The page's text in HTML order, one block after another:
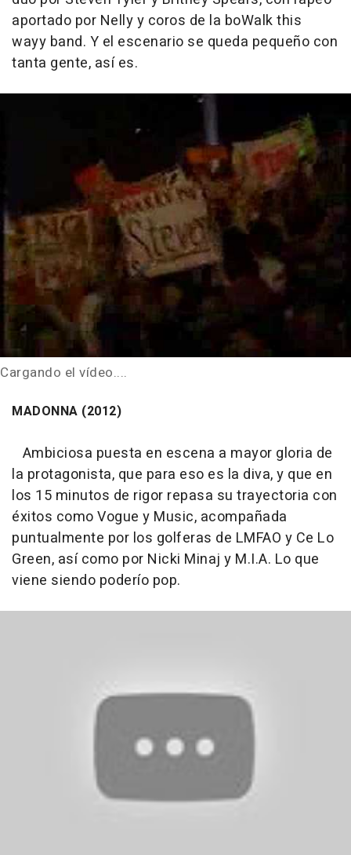
aportado por Nelly y coros de la boWalk this
wayy band. Y el escenario se queda pequeño con
tanta gente, así es.
Cargando el vídeo....
MADONNA (2012)
Ambiciosa puesta en escena a mayor gloria de
la protagonista, que para eso es la diva, y que en
los 15 minutos de rigor repasa su trayectoria con
éxitos como Vogue y Music, acompañada
puntualmente por los golferas de LMFAO y Ce Lo
Green, así como por Nicki Minaj y M.I.A. Lo que
viene siendo poderío pop.